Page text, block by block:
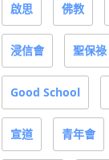
啟思 佛教
浸信會 聖保祿
Good School
宣道 青年會